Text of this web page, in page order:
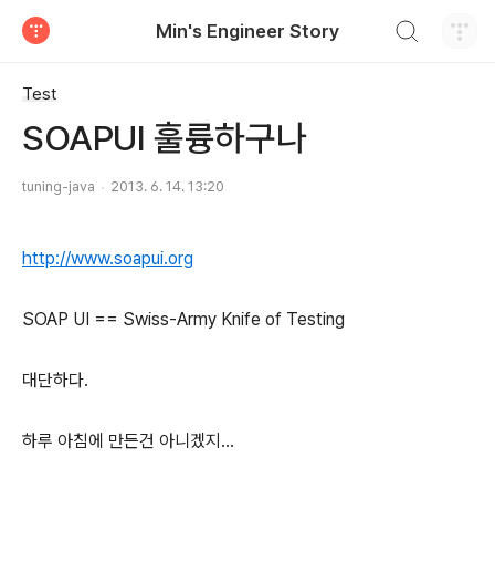
Min's Engineer Story
Test
SOAPUI 훌륭하구나
tuning-java 2013. 6. 14. 13:20
http://www.soapui.org
SOAP UI == Swiss-Army Knife of Testing
대단하다.
하루 아침에 만든건 아니겠지...